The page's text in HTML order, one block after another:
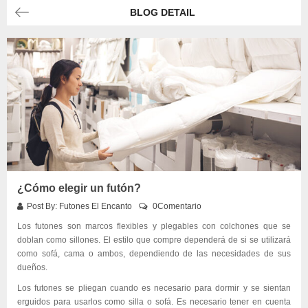
BLOG DETAIL
¿Cómo elegir un futón?
Post By: Futones El Encanto 0Comentario
Los futones son marcos flexibles y plegables con colchones que se
doblan como sillones. El estilo que compre dependerá de si se utilizará
como sofá, cama o ambos, dependiendo de las necesidades de sus
dueños.
Los futones se pliegan cuando es necesario para dormir y se sientan
erguidos para usarlos como silla o sofá. Es necesario tener en cuenta